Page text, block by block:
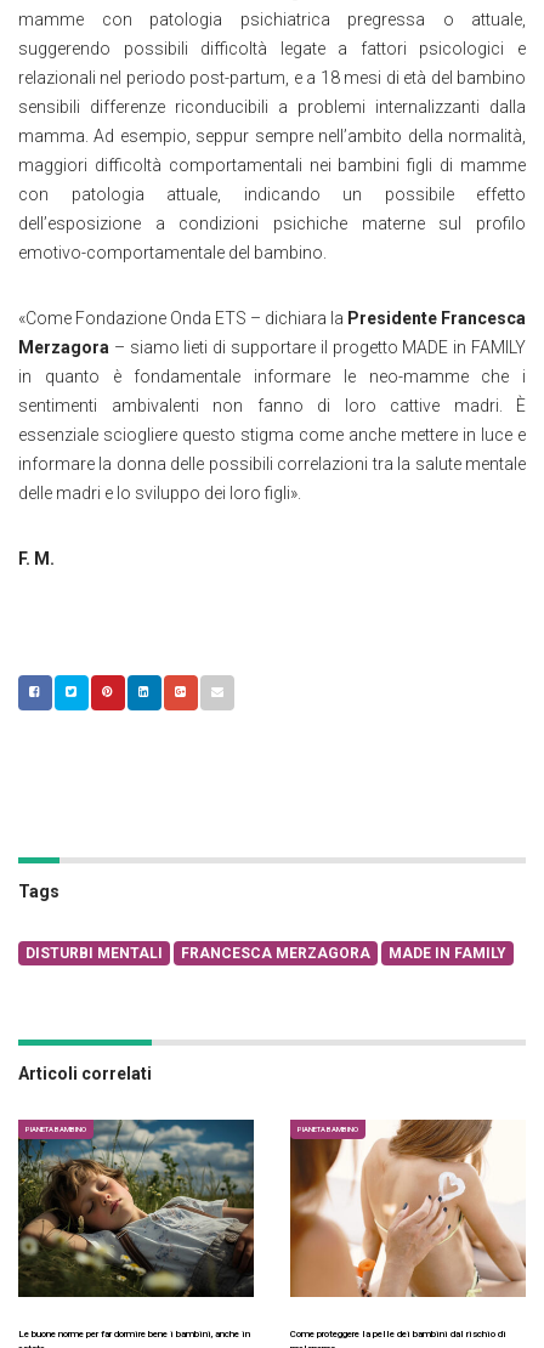
mamme con patologia psichiatrica pregressa o attuale,
suggerendo possibili difficoltà legate a fattori psicologici e
relazionali nel periodo post-partum, e a 18 mesi di età del bambino
sensibili differenze riconducibili a problemi internalizzanti dalla
mamma. Ad esempio, seppur sempre nell’ambito della normalità,
maggiori difficoltà comportamentali nei bambini figli di mamme
con patologia attuale, indicando un possibile effetto
dell’esposizione a condizioni psichiche materne sul profilo
emotivo-comportamentale del bambino.
«Come Fondazione Onda ETS – dichiara la Presidente Francesca
Merzagora – siamo lieti di supportare il progetto MADE in FAMILY
in quanto è fondamentale informare le neo-mamme che i
sentimenti ambivalenti non fanno di loro cattive madri. È
essenziale sciogliere questo stigma come anche mettere in luce e
informare la donna delle possibili correlazioni tra la salute mentale
delle madri e lo sviluppo dei loro figli».
F. M.
Tags
DISTURBI MENTALI FRANCESCA MERZAGORA MADE IN FAMILY
Articoli correlati
PIANETA BAMBINO
Le buone norme per far dormire bene i bambini, anche in
PIANETA BAMBINO
Come proteggere la pelle dei bambini dal rischio di